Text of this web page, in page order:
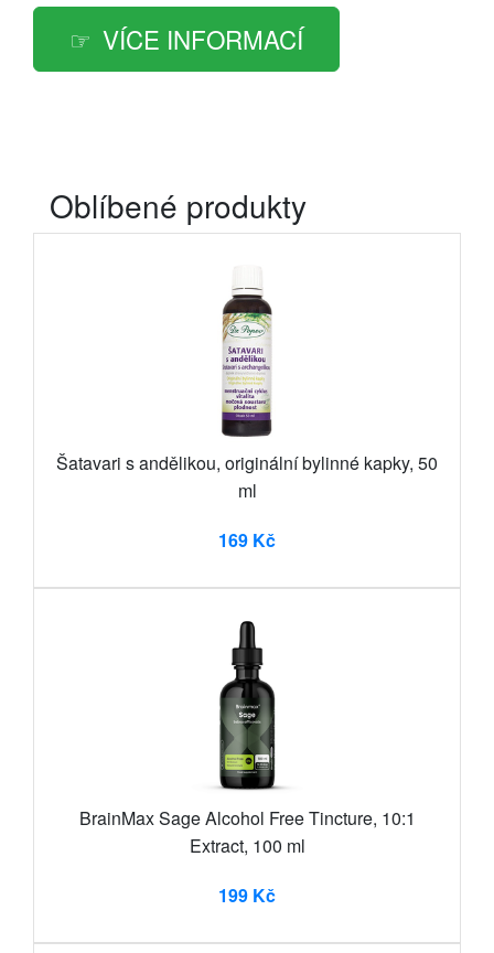
VÍCE INFORMACÍ
Oblíbené produkty
Šatavari s andělikou, originální bylinné kapky, 50
ml
169 Kč
BrainMax Sage Alcohol Free Tincture, 10:1
Extract, 100 ml
199 Kč